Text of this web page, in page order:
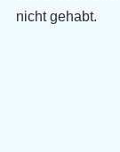
nicht gehabt.